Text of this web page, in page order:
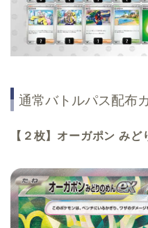
通常バトルパス配布
【２枚】オーガポン みど